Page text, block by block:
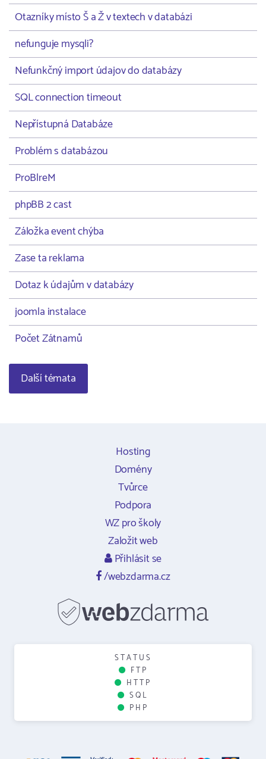
Otazníky místo Š a Ž v textech v databázi
nefunguje mysqli?
Nefunkčný import údajov do databázy
SQL connection timeout
Nepřístupná Databáze
Problém s databázou
ProBlreM
phpBB 2 cast
Záložka event chýba
Zase ta reklama
Dotaz k údajům v databázy
joomla instalace
Počet Zátnamů
Další témata
Hosting
Domény
Tvůrce
Podpora
WZ pro školy
Založit web
Přihlásit se
/webzdarma.cz
STATUS
FTP
HTTP
SQL
PHP